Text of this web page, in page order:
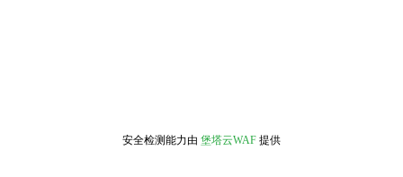
安全检测能力由 堡塔云WAF 提供